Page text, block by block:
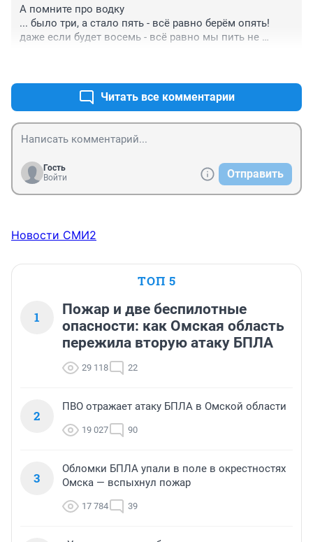
А помните про водку
... было три, а стало пять - всё равно берём опять!
даже если будет восемь - всё равно мы пить не
ну, а если - двадцать пять - Зимний снова будем брать!
Прошло 25 лет..........
Вот она уже и двести, Зимний все ещё на месте.
И бензин.. Нууу дорожает!
Вот только Польша уже в НАТО!
Ждем?
Читать все комментарии
Гость
Войти
Отправить
Новости СМИ2
ТОП 5
1
Пожар и две беспилотные
опасности: как Омская область
пережила вторую атаку БПЛА
29 118 22
2
ПВО отражает атаку БПЛА в Омской области
19 027 90
3
Обломки БПЛА упали в поле в окрестностях
Омска — вспыхнул пожар
17 784 39